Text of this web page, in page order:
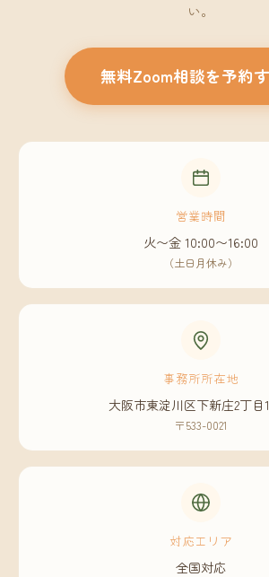
い。
無料Zoom相談を予約
営業時間
火〜金 10:00〜16:00
（土日月休み）
事務所所在地
大阪市東淀川区下新庄2丁目
〒533-0021
対応エリア
全国対応